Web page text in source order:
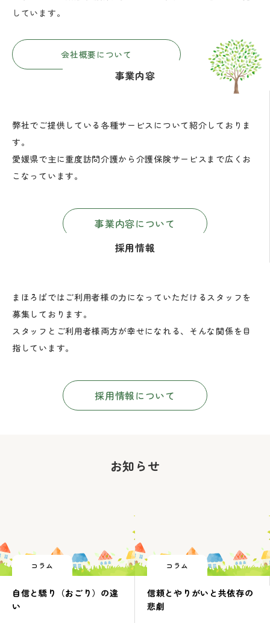
しています。
会社概要について
事業内容
弊社でご提供している各種サービスについて紹介しておりま
す。
愛媛県で主に重度訪問介護から介護保険サービスまで広くお
こなっています。
事業内容について
採用情報
まほろばではご利用者様の力になっていただけるスタッフを
募集しております。
スタッフとご利用者様両方が幸せになれる、そんな関係を目
指しています。
採用情報について
お知らせ
コラム
自信と驕り（おごり）の違
い
コラム
信頼とやりがいと共依存の
悲劇